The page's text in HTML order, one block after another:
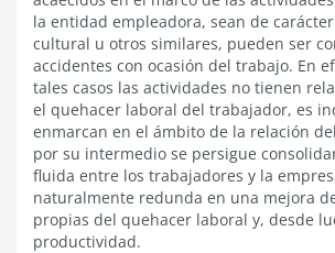
la entidad empleadora, sean de
cultural u otros similares, pueden ser
accidentes con ocasión del trabajo. En
tales casos las actividades no tienen
el quehacer laboral del trabajador, es
enmarcan en el ámbito de la relación
por su intermedio se persigue
fluida entre los trabajadores y la
naturalmente redunda en una mejora
propias del quehacer laboral y, desde
productividad.